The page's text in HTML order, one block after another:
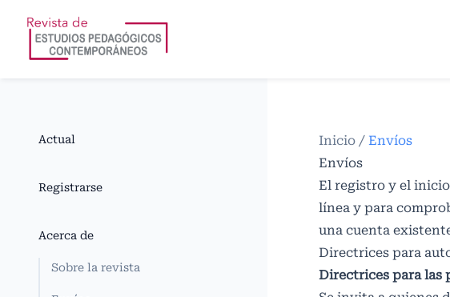
Actual
Registrarse
Acerca de
Sobre la revista
Inicio / Envíos
Envíos
El registro y el
línea y para
una cuenta
Directrices para
Directrices para las